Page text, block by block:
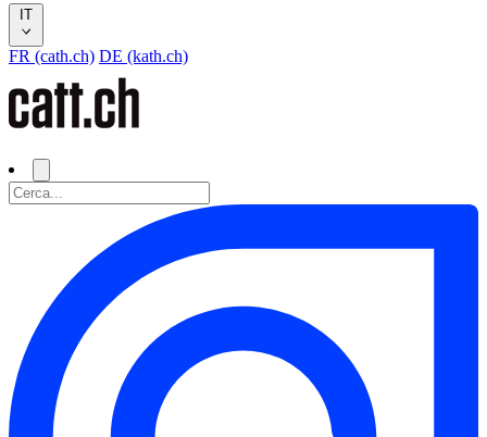
IT
FR (cath.ch) DE (kath.ch)